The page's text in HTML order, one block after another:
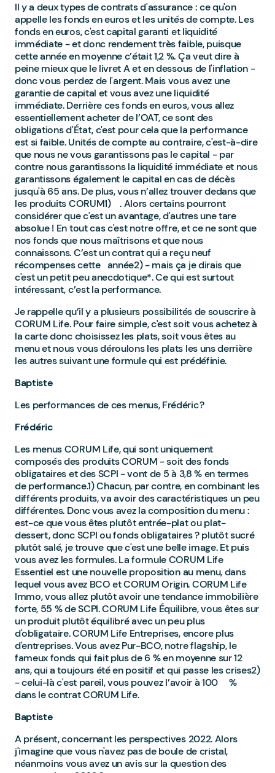
Il y a deux types de contrats d'assurance : ce qu'on
appelle les fonds en euros et les unités de compte. Les
fonds en euros, c'est capital garanti et liquidité
immédiate - et donc rendement très faible, puisque
cette année en moyenne c’était 1,2 %. Ça veut dire à
peine mieux que le livret A et en dessous de l'inflation -
donc vous perdez de l'argent. Mais vous avez une
garantie de capital et vous avez une liquidité
immédiate. Derrière ces fonds en euros, vous allez
essentiellement acheter de l’OAT, ce sont des
obligations d'État, c'est pour cela que la performance
est si faible. Unités de compte au contraire, c'est-à-dire
que nous ne vous garantissons pas le capital - par
contre nous garantissons la liquidité immédiate et nous
garantissons également le capital en cas de décès
jusqu'à 65 ans. De plus, vous n’allez trouver dedans que
les produits CORUM1) . Alors certains pourront
considérer que c'est un avantage, d'autres une tare
absolue ! En tout cas c'est notre offre, et ce ne sont que
nos fonds que nous maîtrisons et que nous
connaissons. C’est un contrat qui a reçu neuf
récompenses cette année2) - mais ça je dirais que
c'est un petit peu anecdotique*. Ce qui est surtout
intéressant, c’est la performance.
Je rappelle qu’il y a plusieurs possibilités de souscrire à
CORUM Life. Pour faire simple, c'est soit vous achetez à
la carte donc choisissez les plats, soit vous êtes au
menu et nous vous déroulons les plats les uns derrière
les autres suivant une formule qui est prédéfinie.
Baptiste
Les performances de ces menus, Frédéric ?
Frédéric
Les menus CORUM Life, qui sont uniquement
composés des produits CORUM - soit des fonds
obligataires et des SCPI - vont de 5 à 3,8 % en termes
de performance.1) Chacun, par contre, en combinant les
différents produits, va avoir des caractéristiques un peu
différentes. Donc vous avez la composition du menu :
est-ce que vous êtes plutôt entrée-plat ou plat-
dessert, donc SCPI ou fonds obligataires ? plutôt sucré
plutôt salé, je trouve que c'est une belle image. Et puis
vous avez les formules. La formule CORUM Life
Essentiel est une nouvelle proposition au menu, dans
lequel vous avez BCO et CORUM Origin. CORUM Life
Immo, vous allez plutôt avoir une tendance immobilière
forte, 55 % de SCPI. CORUM Life Équilibre, vous êtes sur
un produit plutôt équilibré avec un peu plus
d'obligataire. CORUM Life Entreprises, encore plus
d'entreprises. Vous avez Pur-BCO, notre flagship, le
fameux fonds qui fait plus de 6 % en moyenne sur 12
ans, qui a toujours été en positif et qui passe les crises2)
- celui-là c'est pareil, vous pouvez l’avoir à 100 %
dans le contrat CORUM Life.
Baptiste
A présent, concernant les perspectives 2022. Alors
j'imagine que vous n'avez pas de boule de cristal,
néanmoins vous avez un avis sur la question des